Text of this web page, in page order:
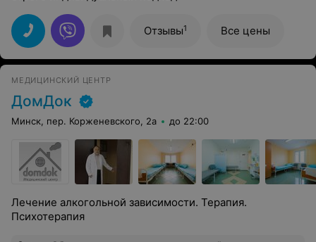
Отзывы1 Все цены
МЕДИЦИНСКИЙ ЦЕНТР
ДомДок
Минск, пер. Корженевского, 2а до 22:00
Лечение алкогольной зависимости. Терапия.
Психотерапия